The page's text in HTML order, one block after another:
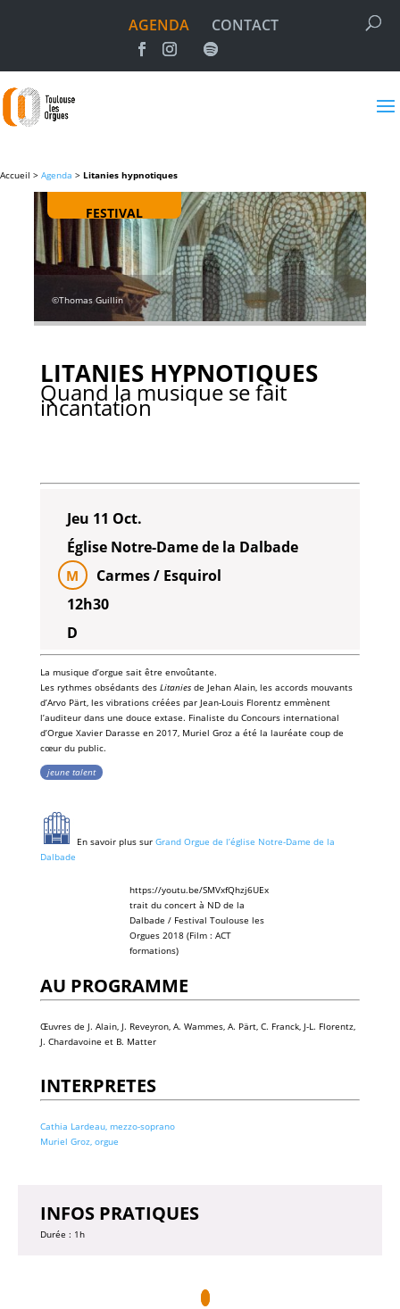
AGENDA CONTACT
Accueil > Agenda > Litanies hypnotiques
FESTIVAL
©Thomas Guillin
LITANIES HYPNOTIQUES
Quand la musique se fait
incantation
Jeu 11 Oct.
Église Notre-Dame de la Dalbade
M
Carmes / Esquirol
12h30
D
La musique d’orgue sait être envoûtante.
Les rythmes obsédants des Litaniesde Jehan Alain, les accords mouvants
d’Arvo Pärt, les vibrations créées par Jean-Louis Florentzemmènent
l’auditeur dans une douce extase. Finaliste du Concours international
d’Orgue Xavier Darasse en 2017, Muriel Groza été la lauréate coup de
cœur du public.
jeune talent
En savoir plus sur Grand Orgue de l’église Notre-Dame de la
Dalbade
https://youtu.be/SMVxfQhzj6UEx
trait du concert à ND de la
Dalbade / Festival Toulouse les
Orgues 2018 (Film : ACT
formations)
AU PROGRAMME
Œuvres de J. Alain, J. Reveyron, A. Wammes, A. Pärt, C. Franck, J-L. Florentz,
J. Chardavoine et B. Matter
INTERPRETES
Cathia Lardeau, mezzo-soprano
Muriel Groz, orgue
INFOS PRATIQUES
Durée : 1h